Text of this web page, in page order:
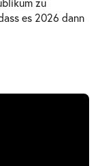
es 2026 dann